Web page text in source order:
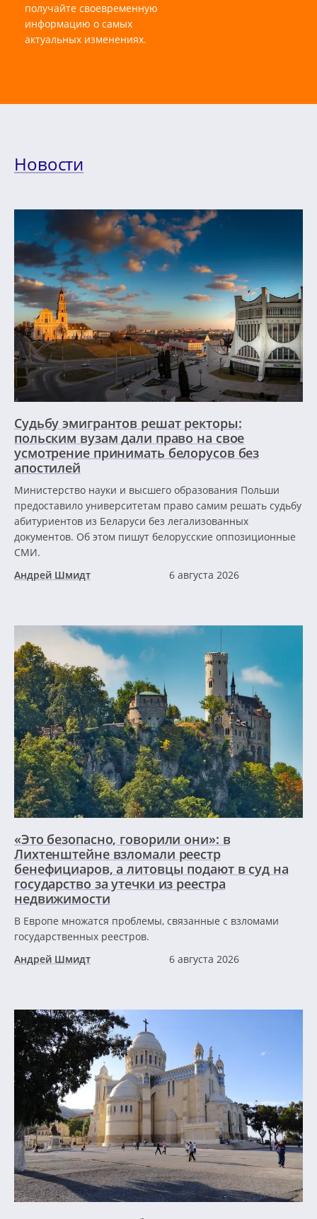
получайте своевременную
информацию о самых
актуальных изменениях.
Новости
Судьбу эмигрантов решат ректоры:
польским вузам дали право на свое
усмотрение принимать белорусов без
апостилей
Министерство науки и высшего образования Польши
предоставило университетам право самим решать судьбу
абитуриентов из Беларуси без легализованных
документов. Об этом пишут белорусские оппозиционные
СМИ.
Андрей Шмидт
6 августа 2026
«Это безопасно, говорили они»: в
Лихтенштейне взломали реестр
бенефициаров, а литовцы подают в суд на
государство за утечки из реестра
недвижимости
В Европе множатся проблемы, связанные с взломами
государственных реестров.
Андрей Шмидт
6 августа 2026